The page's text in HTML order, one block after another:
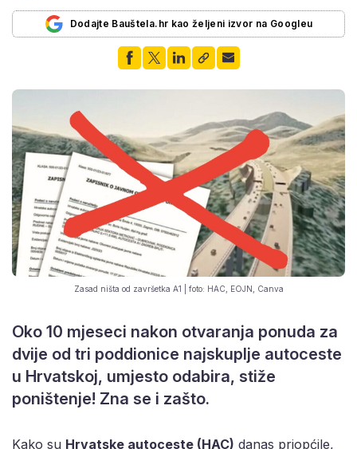
Dodajte Bauštela.hr kao željeni izvor na Googleu
Zasad ništa od završetka A1 | foto: HAC, EOJN, Canva
Oko 10 mjeseci nakon otvaranja ponuda za
dvije od tri poddionice najskuplje autoceste
u Hrvatskoj, umjesto odabira, stiže
poništenje! Zna se i zašto.
Kako su Hrvatske autoceste (HAC) danas priopćile,